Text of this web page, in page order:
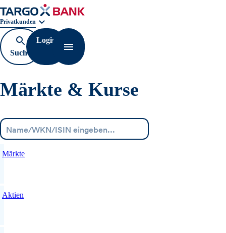
Geschäftsbereichnavigation. Aktuelle Auswahl:
Privatkunden
Suche
öffnen
Login
Navigation öffnen
Märkte & Kurse
Märkte
Aktien